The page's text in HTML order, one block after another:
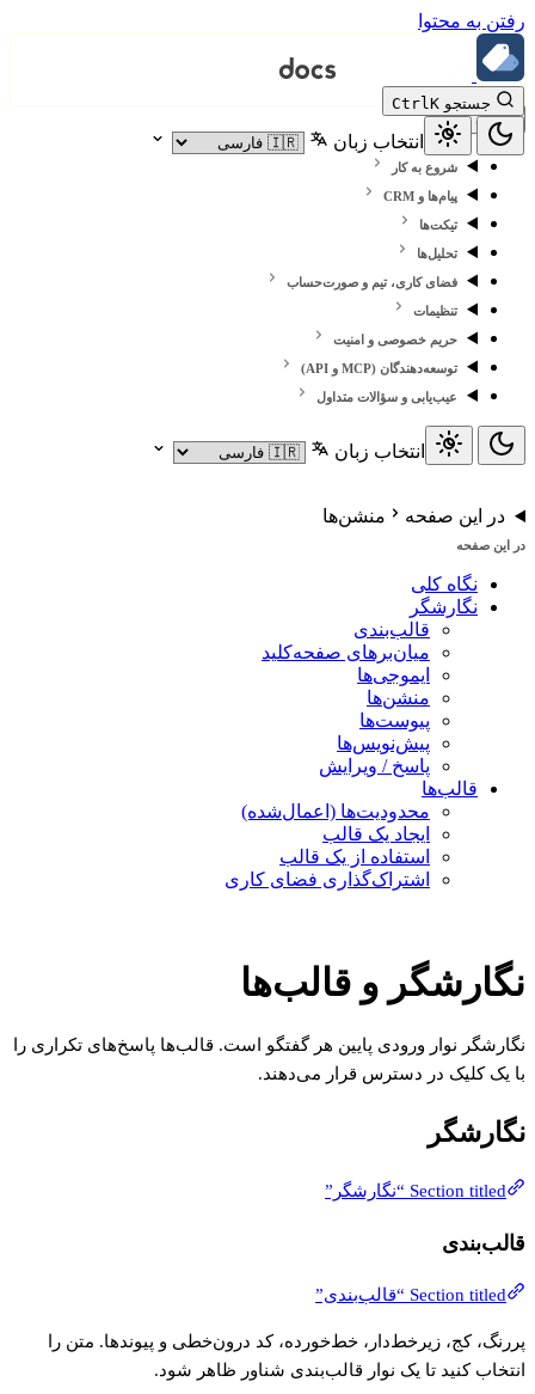
رفتن به محتوا
جستجو CtrlK
انتخاب زبان
شروع به کار
پیام‌ها و CRM
تیکت‌ها
تحلیل‌ها
فضای کاری، تیم و صورت‌حساب
تنظیمات
حریم خصوصی و امنیت
توسعه‌دهندگان (MCP و API)
عیب‌یابی و سؤالات متداول
انتخاب زبان
در این صفحه منشن‌ها
در این صفحه
نگاه کلی
نگارشگر
قالب‌بندی
میان‌برهای صفحه‌کلید
ایموجی‌ها
منشن‌ها
پیوست‌ها
پیش‌نویس‌ها
پاسخ / ویرایش
قالب‌ها
محدودیت‌ها (اعمال‌شده)
ایجاد یک قالب
استفاده از یک قالب
اشتراک‌گذاری فضای کاری
نگارشگر و قالب‌ها
نگارشگر نوار ورودی پایین هر گفتگو است. قالب‌ها پاسخ‌های تکراری را
با یک کلیک در دسترس قرار می‌دهند.
نگارشگر
Section titled “نگارشگر”
قالب‌بندی
Section titled “قالب‌بندی”
پررنگ، کج، زیرخط‌دار، خط‌خورده، کد درون‌خطی و پیوندها. متن را
انتخاب کنید تا یک نوار قالب‌بندی شناور ظاهر شود.